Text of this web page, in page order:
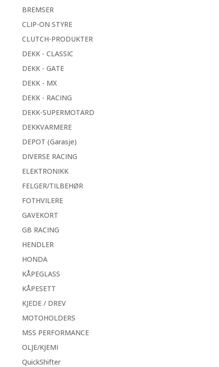
BREMSER
CLIP-ON STYRE
CLUTCH-PRODUKTER
DEKK - CLASSIC
DEKK - GATE
DEKK - MX
DEKK - RACING
DEKK-SUPERMOTARD
DEKKVARMERE
DEPOT (Garasje)
DIVERSE RACING
ELEKTRONIKK
FELGER/TILBEHØR
FOTHVILERE
GAVEKORT
GB RACING
HENDLER
HONDA
KÅPEGLASS
KÅPESETT
KJEDE / DREV
MOTOHOLDERS
MSS PERFORMANCE
OLJE/KJEMI
QuickShifter